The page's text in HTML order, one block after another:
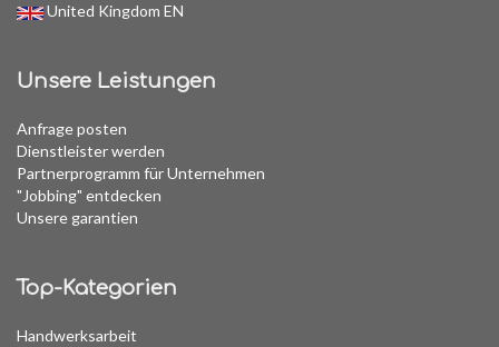
United Kingdom EN
Unsere Leistungen
Anfrage posten
Dienstleister werden
Partnerprogramm für Unternehmen
"Jobbing" entdecken
Unsere garantien
Top-Kategorien
Handwerksarbeit